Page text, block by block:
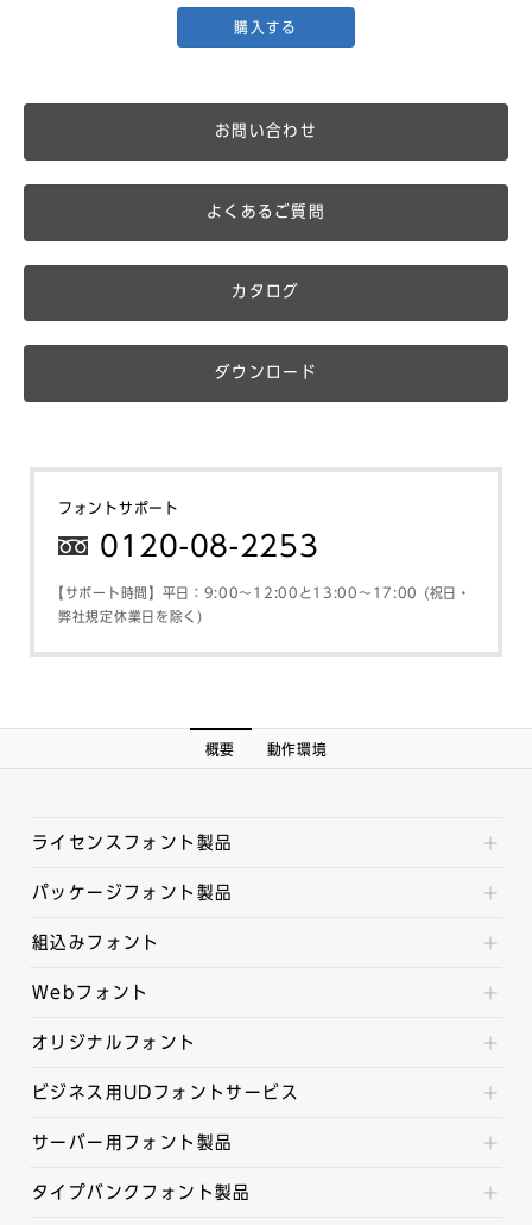
購入する
お問い合わせ
よくあるご質問
カタログ
ダウンロード
フォントサポート
0120-08-2253
【サポート時間】平日：9:00～12:00と13:00～17:00 (祝日・
弊社規定休業日を除く)
概要 動作環境
ライセンスフォント製品
パッケージフォント製品
組込みフォント
Webフォント
オリジナルフォント
ビジネス用UDフォントサービス
サーバー用フォント製品
タイプバンクフォント製品